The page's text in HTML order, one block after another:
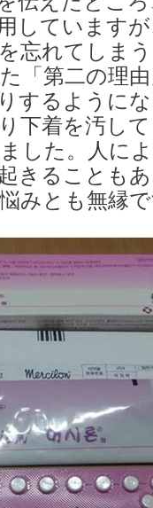
しています
忘れてしま
「第二の理
するように
下着を汚し
した。人に
きることも
みとも無縁